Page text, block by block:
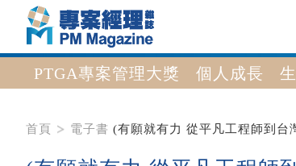
PTGA專案管理大獎 個人成長
首頁 電子書 (有願就有力 從平凡工程師到台